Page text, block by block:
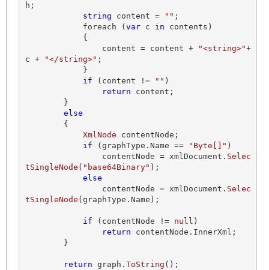
h;
string content = "" ;
            foreach (
var c in contents)
                content = content +
"<string>"+
c +
"</string>" ;
if (content != "" )
return content;
else
XmlNode contentNode;
if (graphType. Name == "Byte[]" )
                contentNode = xmlDocument.
Selec
tSingleNode ( "base64Binary" );
else
                contentNode = xmlDocument.
Selec
tSingleNode (graphType. Name );
if (contentNode != null )
return contentNode. InnerXml ;
return graph. ToString ();